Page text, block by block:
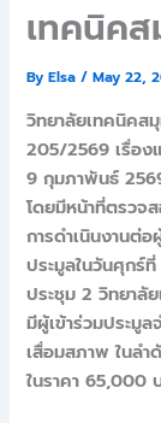
เทคนิค
ByElsa/May 22,
วิทยาลัยเทคนิคส
205/2569 เรื่อง
9 กุมภาพันธ์
โดยมีหน้าที่ตรวจ
การดำเนินงานต่อ
ประมูลในวันศุกร์
ประชุม 2 วิทยาลั
มีผู้เข้าร่วมประมู
เสื่อมสภาพ ในล
ในราคา 65,000